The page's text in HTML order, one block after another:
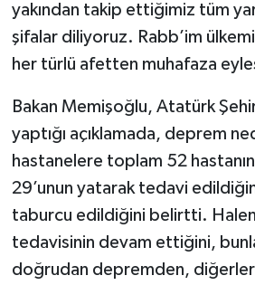
yakından takip ettiğimiz tüm
şifalar diliyoruz. Rabb’im
her türlü afetten muhafaza
Bakan Memişoğlu, Atatürk
yaptığı açıklamada, deprem
hastanelere toplam 52
29’unun yatarak tedavi
taburcu edildiğini belirtti. Halen
tedavisinin devam ettiğini,
doğrudan depremden,